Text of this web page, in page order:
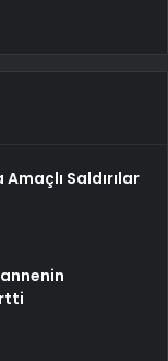
Saldırılar